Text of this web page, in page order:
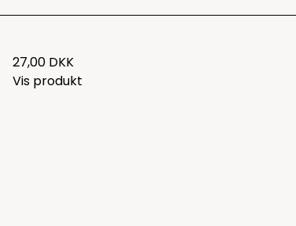
27,00 DKK
Vis produkt